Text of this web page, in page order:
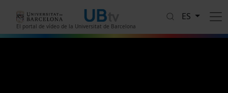
El portal de vídeo de la Universitat de Barcelona
ES